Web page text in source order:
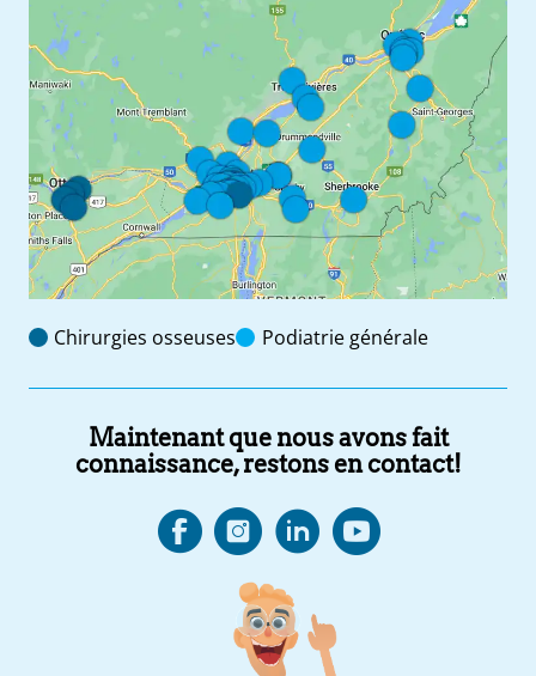
Chirurgies osseuses Podiatrie générale
Maintenant que nous avons fait
connaissance, restons en contact!